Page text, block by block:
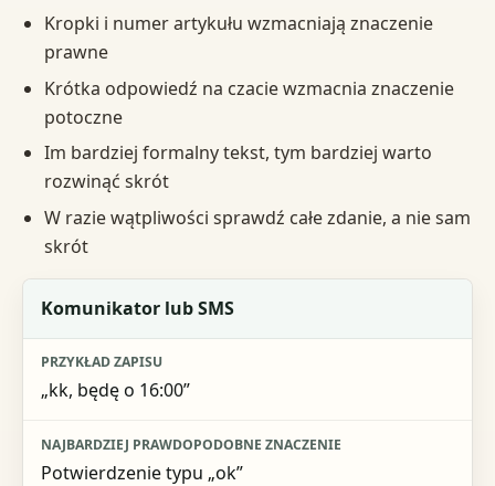
Kropki i numer artykułu wzmacniają znaczenie
prawne
Krótka odpowiedź na czacie wzmacnia znaczenie
potoczne
Im bardziej formalny tekst, tym bardziej warto
rozwinąć skrót
W razie wątpliwości sprawdź całe zdanie, a nie sam
skrót
Kontekst
Przykład zapisu
Najbardziej prawdopodobne znaczenie
Najbezpieczniejszy odczyt
Komunikator lub SMS
„kk, będę o 16:00”
Potwierdzenie typu „ok”